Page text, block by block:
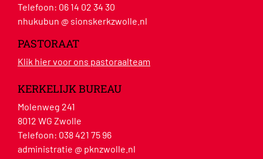
Telefoon: 06 14 02 34 30
nhukubun @ sionskerkzwolle.nl
PASTORAAT
Klik hier voor ons pastoraalteam
KERKELIJK BUREAU
Molenweg 241
8012 WG Zwolle
Telefoon: 038 421 75 96
administratie @ pknzwolle.nl